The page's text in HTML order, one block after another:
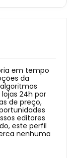
em tempo
da
24h por
de preço,
editores
este perfil
nenhuma